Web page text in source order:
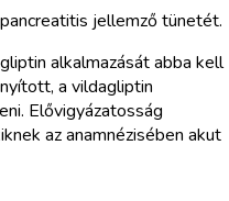
jellemző tünetét.
alkalmazását abba kell
a vildagliptin
Elővigyázatosság
az anamnézisében akut